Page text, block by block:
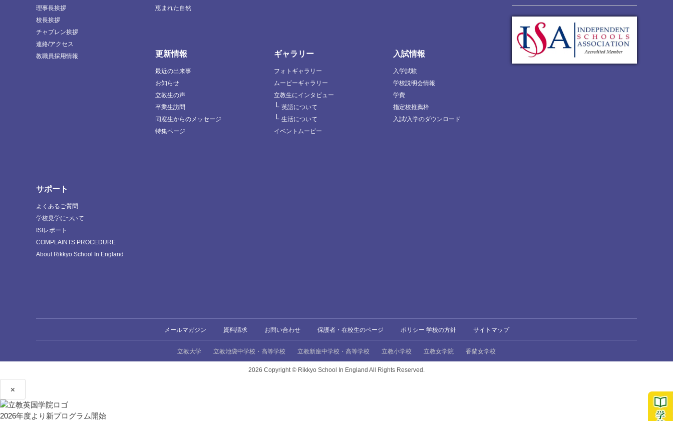
理事長挨拶
校長挨拶
チャプレン挨拶
連絡/アクセス
教職員採用情報
恵まれた自然
更新情報
最近の出来事
お知らせ
立教生の声
卒業生訪問
同窓生からのメッセージ
特集ページ
ギャラリー
フォトギャラリー
ムービーギャラリー
立教生にインタビュー
└ 英語について
└ 生活について
イベントムービー
入試情報
入学試験
学校説明会情報
学費
指定校推薦枠
入試/入学のダウンロード
サポート
よくあるご質問
学校見学について
ISIレポート
COMPLAINTS PROCEDURE
About Rikkyo School In England
メールマガジン 資料請求 お問い合わせ 保護者・在校生のページ ポリシー 学校の方針 サイトマップ
立教大学 立教池袋中学校・高等学校 立教新座中学校・高等学校 立教小学校 立教女学院 香蘭女学校
2026 Copyright © Rikkyo School In England All Rights Reserved.
×
2026年度より新プログラム開始